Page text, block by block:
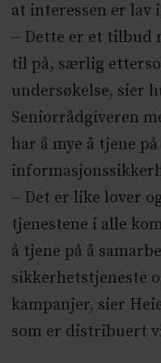
at interessen er lav
– Dette er et tilbud
til på, særlig
undersøkelse, sier
Seniorrådgiveren
har å mye å tjene
– Det er like lover
tjenestene i alle
å tjene på å
sikkerhetstjeneste
kampanjer, sier
som er distribuert